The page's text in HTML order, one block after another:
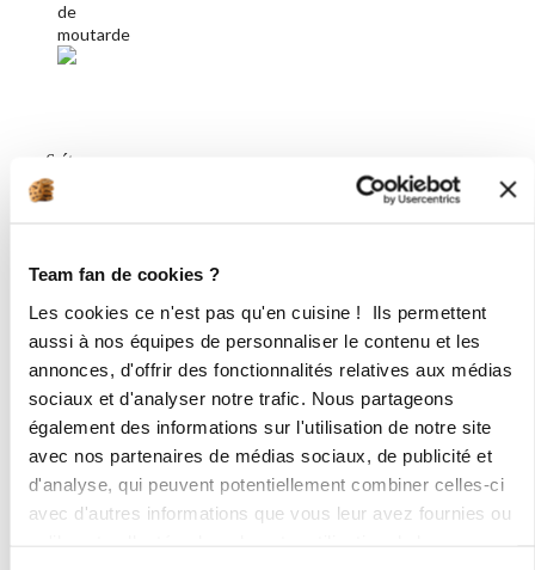
Team fan de cookies ?
Les cookies ce n'est pas qu'en cuisine ! Ils permettent
aussi à nos équipes de personnaliser le contenu et les
annonces, d'offrir des fonctionnalités relatives aux médias
sociaux et d'analyser notre trafic. Nous partageons
également des informations sur l'utilisation de notre site
avec nos partenaires de médias sociaux, de publicité et
d'analyse, qui peuvent potentiellement combiner celles-ci
avec d'autres informations que vous leur avez fournies ou
6 étapes
1
2
Dans un récipient verser tous les
ingrédients sauf les tomates cerise
et bien mélanger.
3
Remplir 2/3 des empreintes a l'aide
de votre " pichet verseur "de votre
"moule feuille ".